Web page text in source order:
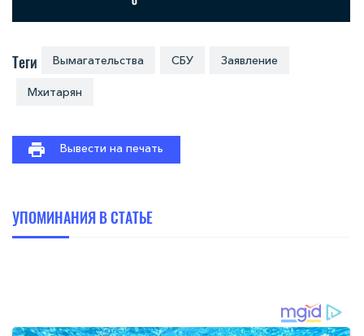
Теги Вымагательства СБУ Заявление
Мхитарян
Вывести на печать
УПОМИНАНИЯ В СТАТЬЕ